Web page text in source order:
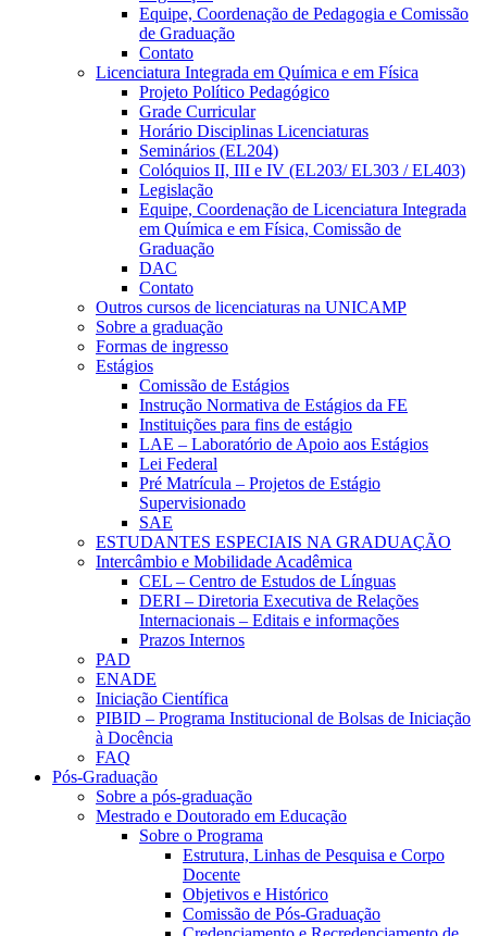
Equipe, Coordenação de Pedagogia e Comissão
de Graduação
Contato
Licenciatura Integrada em Química e em Física
Projeto Político Pedagógico
Grade Curricular
Horário Disciplinas Licenciaturas
Seminários (EL204)
Colóquios II, III e IV (EL203/ EL303 / EL403)
Legislação
Equipe, Coordenação de Licenciatura Integrada
em Química e em Física, Comissão de
Graduação
DAC
Contato
Outros cursos de licenciaturas na UNICAMP
Sobre a graduação
Formas de ingresso
Estágios
Comissão de Estágios
Instrução Normativa de Estágios da FE
Instituições para fins de estágio
LAE – Laboratório de Apoio aos Estágios
Lei Federal
Pré Matrícula – Projetos de Estágio
Supervisionado
SAE
ESTUDANTES ESPECIAIS NA GRADUAÇÃO
Intercâmbio e Mobilidade Acadêmica
CEL – Centro de Estudos de Línguas
DERI – Diretoria Executiva de Relações
Internacionais – Editais e informações
Prazos Internos
PAD
ENADE
Iniciação Científica
PIBID – Programa Institucional de Bolsas de Iniciação
à Docência
FAQ
Pós-Graduação
Sobre a pós-graduação
Mestrado e Doutorado em Educação
Sobre o Programa
Estrutura, Linhas de Pesquisa e Corpo
Docente
Objetivos e Histórico
Comissão de Pós-Graduação